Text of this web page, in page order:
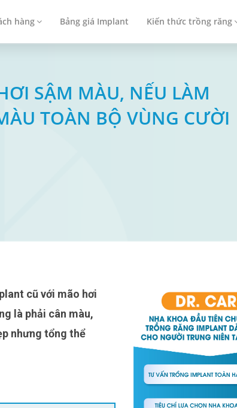
hàng Bảng giá Implant Kiến thức trồng răng
SẬM MÀU, NẾU LÀM
TOÀN BỘ VÙNG CƯỜI
là phải cân màu,
nhưng tổng thể